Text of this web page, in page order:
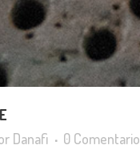
Danafi 0